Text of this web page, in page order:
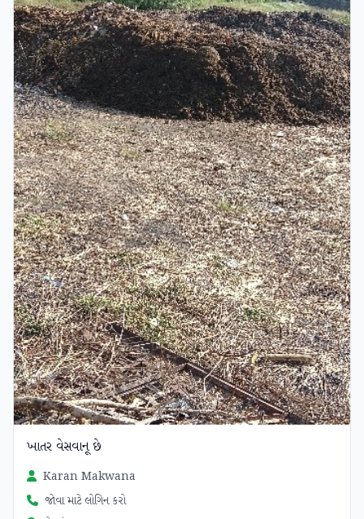
ખાતર વેસવાનૂ છે
Karan Makwana
જોવા માટે લોગિન કરો